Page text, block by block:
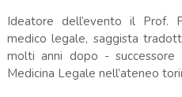
Ideatore dell’evento il Prof.
medico legale, saggista
molti anni dopo -
Medicina Legale nell’ateneo